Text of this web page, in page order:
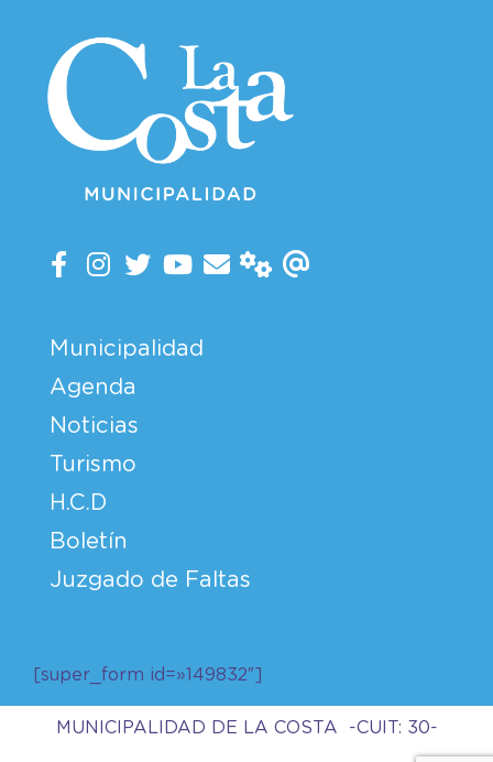
Municipalidad
Agenda
Noticias
Turismo
H.C.D
Boletín
Juzgado de Faltas
[super_form id=»149832″]
MUNICIPALIDAD DE LA COSTA -CUIT: 30-